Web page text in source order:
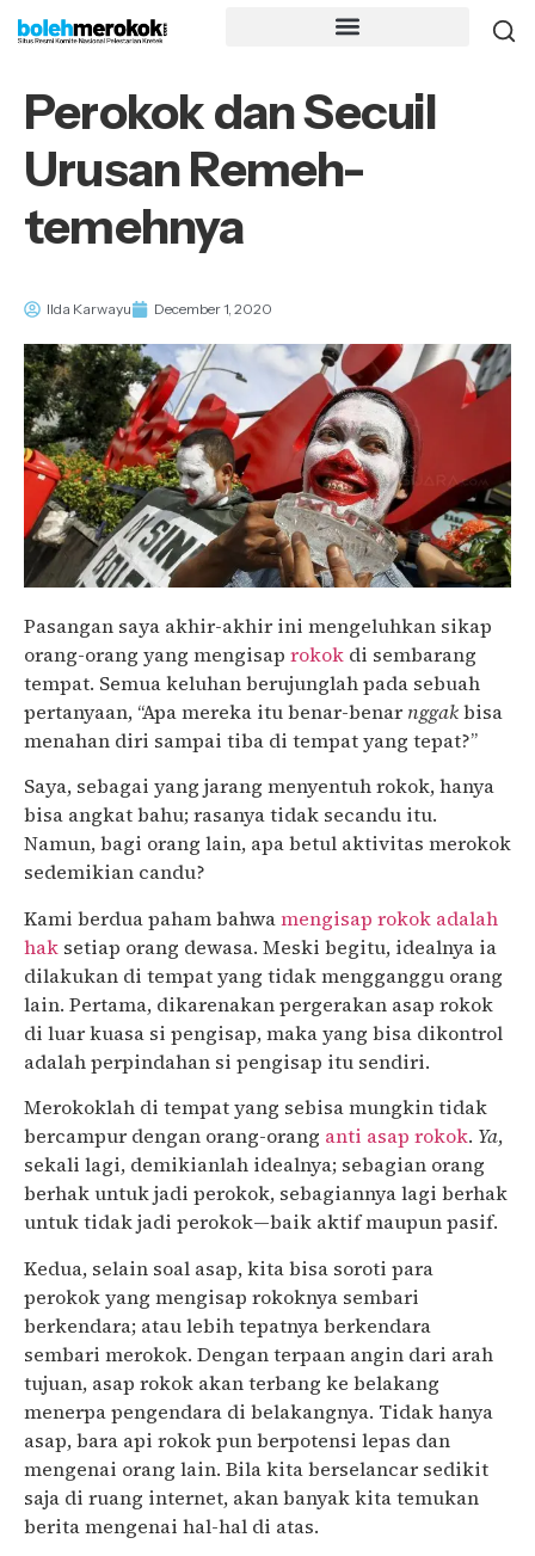
Perokok dan Secuil
Urusan Remeh-
temehnya
Ilda Karwayu December 1, 2020
Pasangan saya akhir-akhir ini mengeluhkan sikap
orang-orang yang mengisap rokok di sembarang
tempat. Semua keluhan berujunglah pada sebuah
pertanyaan, “Apa mereka itu benar-benar nggakbisa
menahan diri sampai tiba di tempat yang tepat?”
Saya, sebagai yang jarang menyentuh rokok, hanya
bisa angkat bahu; rasanya tidak secandu itu.
Namun, bagi orang lain, apa betul aktivitas merokok
sedemikian candu?
Kami berdua paham bahwamengisap rokok adalah
hak setiap orang dewasa. Meski begitu, idealnya ia
dilakukan di tempat yang tidak mengganggu orang
lain. Pertama, dikarenakan pergerakan asap rokok
di luar kuasa si pengisap, maka yang bisa dikontrol
adalah perpindahan si pengisap itu sendiri.
Merokoklah di tempat yang sebisa mungkin tidak
bercampur dengan orang-orang anti asap rokok. Ya,
sekali lagi, demikianlah idealnya; sebagian orang
berhak untuk jadi perokok, sebagiannya lagi berhak
untuk tidak jadi perokok—baik aktif maupun pasif.
Kedua, selain soal asap, kita bisa soroti para
perokok yang mengisap rokoknya sembari
berkendara; atau lebih tepatnya berkendara
sembari merokok. Dengan terpaan angin dari arah
tujuan, asap rokok akan terbang ke belakang
menerpa pengendara di belakangnya. Tidak hanya
asap, bara api rokok pun berpotensi lepas dan
mengenai orang lain. Bila kita berselancar sedikit
saja di ruang internet, akan banyak kita temukan
berita mengenai hal-hal di atas.